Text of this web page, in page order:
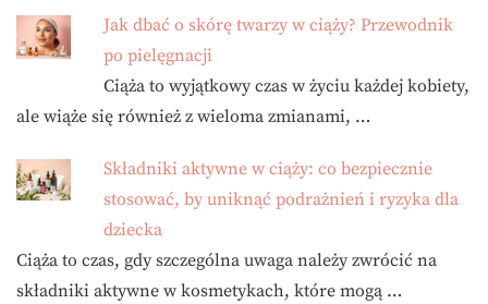
Jak dbać o skórę twarzy w ciąży? Przewodnik
po pielęgnacji
Ciąża to wyjątkowy czas w życiu każdej kobiety,
ale wiąże się również z wieloma zmianami, …
Składniki aktywne w ciąży: co bezpiecznie
stosować, by uniknąć podrażnień i ryzyka dla
dziecka
Ciąża to czas, gdy szczególna uwaga należy zwrócić na
składniki aktywne w kosmetykach, które mogą …